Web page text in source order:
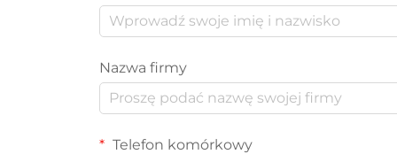
Nazwa firmy
Telefon komórkowy